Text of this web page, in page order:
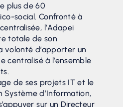
plus de 60
social. Confronté à
l’Adapei
totale de son
volonté d’apporter un
centralisé à l’ensemble
de ses projets IT et le
Système d’Information,
sur un Directeur